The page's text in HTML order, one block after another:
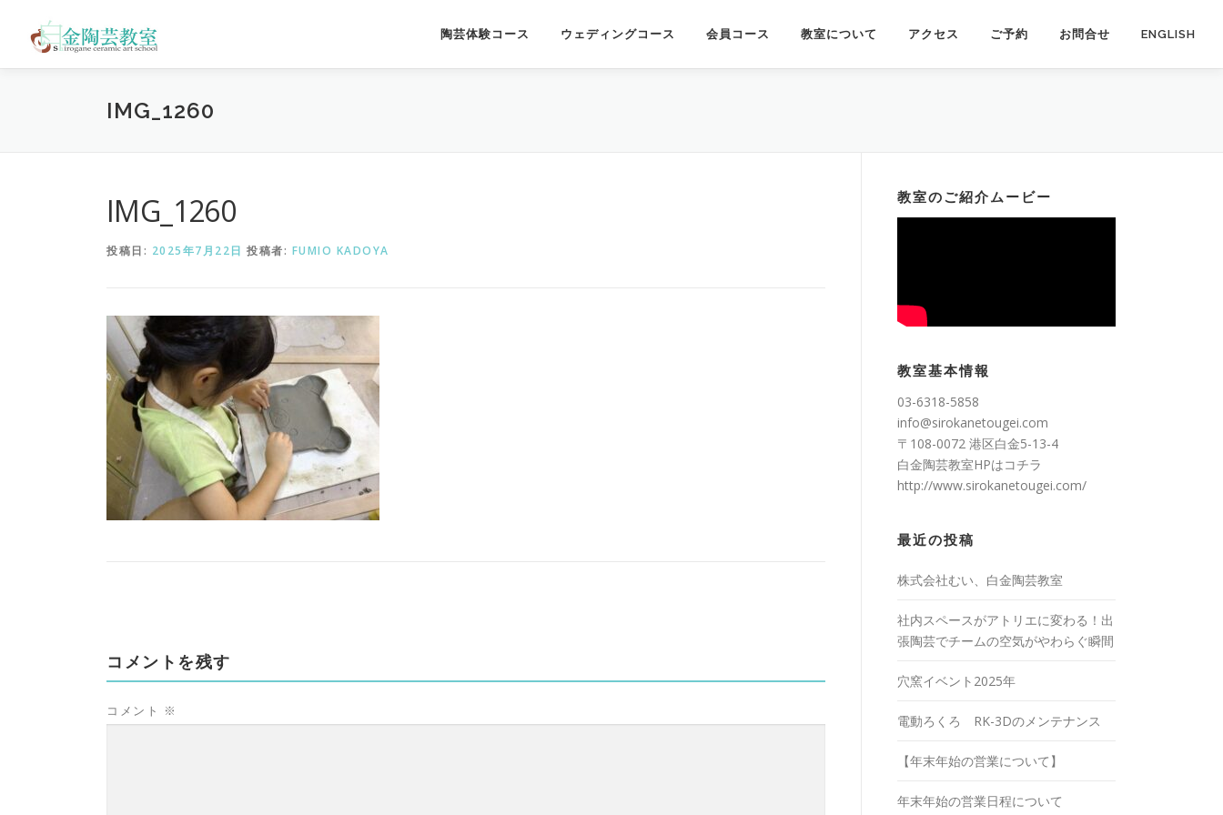
ン
陶芸体験コース ウェディングコース 会員コース 教室について アクセス ご予約 お問合せ ENGLISH
IMG_1260
IMG_1260
投稿日: 2025年7月22日 投稿者: FUMIO KADOYA
コメントを残す
コメント ※
教室のご紹介ムービー
教室基本情報
03-6318-5858
info@sirokanetougei.com
〒108-0072 港区白金5-13-4
白金陶芸教室HPはコチラ
http://www.sirokanetougei.com/
最近の投稿
株式会社むい、白金陶芸教室
社内スペースがアトリエに変わる！出
張陶芸でチームの空気がやわらぐ瞬間
穴窯イベント2025年
電動ろくろ RK-3Dのメンテナンス
【年末年始の営業について】
年末年始の営業日程について